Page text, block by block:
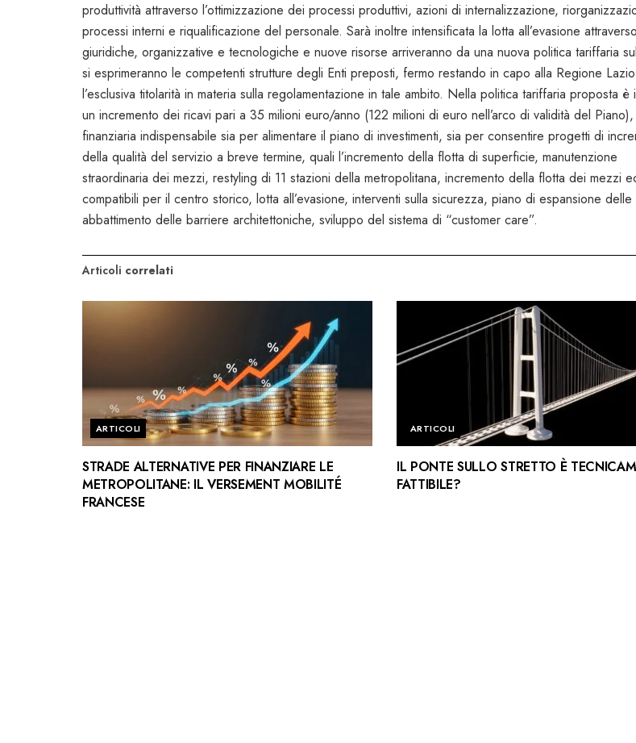
produttività attraverso l’ottimizzazione dei processi produttivi, azioni di internalizzazione,
processi interni e riqualificazione del personale. Sarà inoltre intensificata la lotta all’evasione
giuridiche, organizzative e tecnologiche e nuove risorse arriveranno da una nuova politica tariffaria
si esprimeranno le competenti strutture degli Enti preposti, fermo restando in capo alla Regione Lazio
l’esclusiva titolarità in materia sulla regolamentazione in tale ambito. Nella politica tariffaria proposta è
un incremento dei ricavi pari a 35 milioni euro/anno (122 milioni di euro nell’arco di validità del
finanziaria indispensabile sia per alimentare il piano di investimenti, sia per consentire progetti di
della qualità del servizio a breve termine, quali l’incremento della flotta di superficie, manutenzione
straordinaria dei mezzi, restyling di 11 stazioni della metropolitana, incremento della flotta dei mezzi
compatibili per il centro storico, lotta all’evasione, interventi sulla sicurezza, piano di espansione delle
abbattimento delle barriere architettoniche, sviluppo del sistema di “customer care”.
Articoli correlati
ARTICOLI
STRADE ALTERNATIVE PER FINANZIARE LE
METROPOLITANE: IL VERSEMENT MOBILITÉ
FRANCESE
ARTICOLI
IL PONTE SULLO STRETTO È
FATTIBILE?